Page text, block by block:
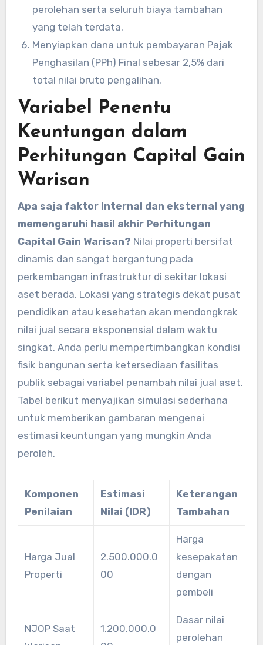
perolehan serta seluruh biaya tambahan
yang telah terdata.
Menyiapkan dana untuk pembayaran Pajak
Penghasilan (PPh) Final sebesar 2,5% dari
total nilai bruto pengalihan.
Variabel Penentu
Keuntungan dalam
Perhitungan Capital Gain
Warisan
Apa saja faktor internal dan eksternal yang
memengaruhi hasil akhir Perhitungan
Capital Gain Warisan? Nilai properti bersifat
dinamis dan sangat bergantung pada
perkembangan infrastruktur di sekitar lokasi
aset berada. Lokasi yang strategis dekat pusat
pendidikan atau kesehatan akan mendongkrak
nilai jual secara eksponensial dalam waktu
singkat. Anda perlu mempertimbangkan kondisi
fisik bangunan serta ketersediaan fasilitas
publik sebagai variabel penambah nilai jual aset.
Tabel berikut menyajikan simulasi sederhana
untuk memberikan gambaran mengenai
estimasi keuntungan yang mungkin Anda
peroleh.
Komponen
Penilaian
Estimasi
Nilai (IDR)
Keterangan
Tambahan
Harga Jual
Properti
2.500.000.0
00
Harga
kesepakatan
dengan
pembeli
NJOP Saat
1.200.000.0
Dasar nilai
perolehan